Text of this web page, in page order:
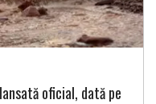
oficial, dată pe